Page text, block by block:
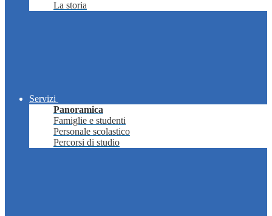
La storia
Servizi
Panoramica
Famiglie e studenti
Personale scolastico
Percorsi di studio